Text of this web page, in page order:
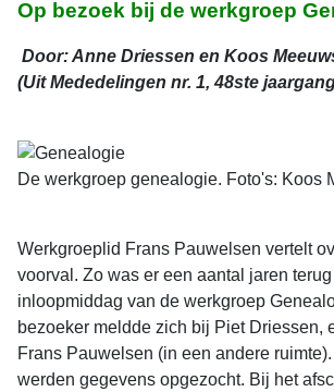
Op bezoek bij de werkgroep
Door: Anne Driessen en Koos
(Uit Mededelingen nr. 1, 48ste
De werkgroep genealogie. Foto's: Koos
Werkgroeplid Frans Pauwelsen vertelt
voorval. Zo was er een aantal jaren
inloopmiddag van de werkgroep
bezoeker meldde zich bij Piet Driessen,
Frans Pauwelsen (in een andere
werden gegevens opgezocht. Bij het